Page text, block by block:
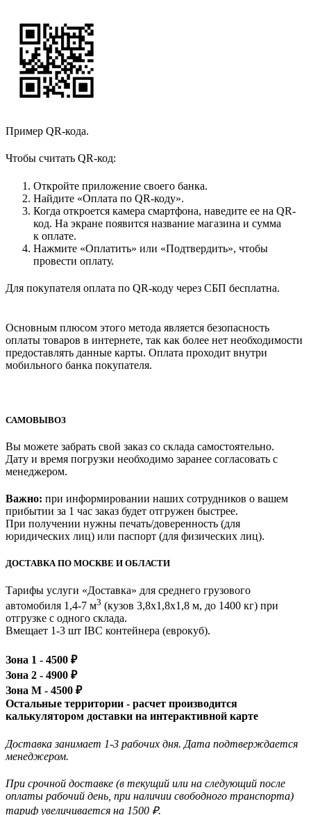
Пример QR-кода.
Чтобы считать QR-код:
Откройте приложение своего банка.
Найдите «Оплата по QR-коду».
Когда откроется камера смартфона, наведите ее на QR-
код. На экране появится название магазина и сумма
к оплате.
Нажмите «Оплатить» или «Подтвердить», чтобы
провести оплату.
Для покупателя оплата по QR-коду через СБП бесплатна.
Основным плюсом этого метода является безопасность
оплаты товаров в интернете, так как более нет необходимости
предоставлять данные карты. Оплата проходит внутри
мобильного банка покупателя.
САМОВЫВОЗ
Вы можете забрать свой заказ со склада самостоятельно.
Дату и время погрузки необходимо заранее согласовать с
менеджером.
Важно: при информировании наших сотрудников о вашем
прибытии за 1 час заказ будет отгружен быстрее.
При получении нужны печать/доверенность (для
юридических лиц) или паспорт (для физических лиц).
ДОСТАВКА ПО МОСКВЕ И ОБЛАСТИ
Тарифы услуги «Доставка» для среднего грузового
автомобиля 1,4-7 м3 (кузов 3,8x1,8x1,8 м, до 1400 кг) при
отгрузке с одного склада.
Вмещает 1-3 шт IBC контейнера (еврокуб).
Зона 1 - 4500 ₽
Зона 2 - 4900 ₽
Зона М - 4500 ₽
Остальные территории - расчет производится
калькулятором доставки на интерактивной карте
Доставка занимает 1-3 рабочих дня. Дата подтверждается
менеджером.
При срочной доставке (в текущий или на следующий после
оплаты рабочий день, при наличии свободного транспорта)
тариф увеличивается на 1500 ₽.